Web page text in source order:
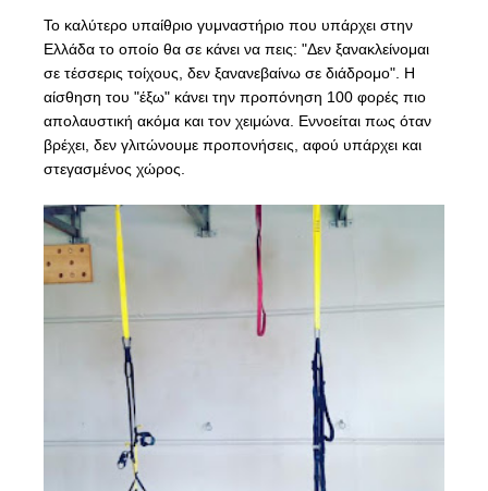
Το καλύτερο υπαίθριο γυμναστήριο που υπάρχει στην
Ελλάδα το οποίο θα σε κάνει να πεις: "Δεν ξανακλείνομαι
σε τέσσερις τοίχους, δεν ξανανεβαίνω σε διάδρομο". Η
αίσθηση του "έξω" κάνει την προπόνηση 100 φορές πιο
απολαυστική ακόμα και τον χειμώνα. Εννοείται πως όταν
βρέχει, δεν γλιτώνουμε προπονήσεις, αφού υπάρχει και
στεγασμένος χώρος.